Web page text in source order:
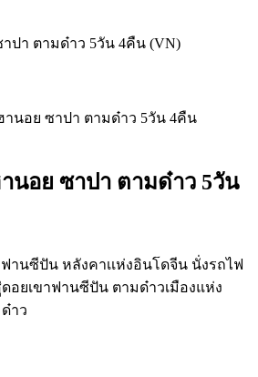
ปา ตามด๋าว 5วัน 4คืน (VN)
นอย ซาปา ตามด๋าว 5วัน
านซีปัน หลังคาเเห่งอินโดจีน นั่งรถไฟ
อยเขาฟานซีปัน ตามด๋าวเมืองแห่ง
าว